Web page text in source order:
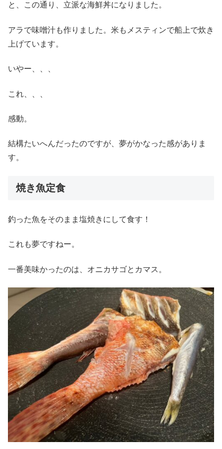
と、この通り、立派な海鮮丼になりました。
アラで味噌汁も作りました。米もメスティンで船上で炊き
上げています。
いやー、、、
これ、、、
感動。
結構たいへんだったのですが、夢がかなった感がありま
す。
焼き魚定食
釣った魚をそのまま塩焼きにして食す！
これも夢ですねー。
一番美味かったのは、オニカサゴとカマス。